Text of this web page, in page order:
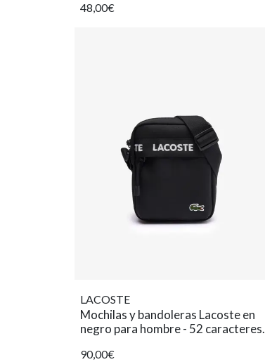
48,00€
LACOSTE
Mochilas y bandoleras Lacoste en
negro para hombre - 52 caracteres.
90,00€